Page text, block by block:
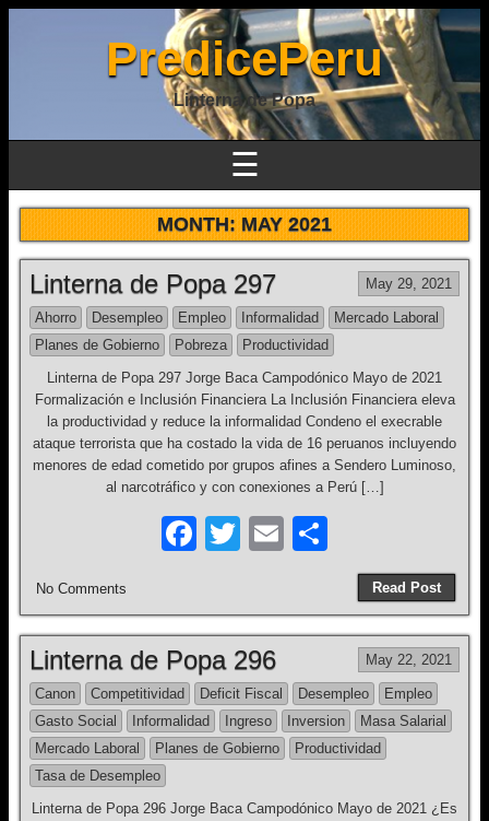
PredicePeru
Linterna de Popa
☰
MONTH:MAY 2021
Linterna de Popa 297 May 29, 2021
Ahorro Desempleo Empleo Informalidad
Mercado Laboral
Planes de Gobierno
Pobreza
Productividad
Linterna de Popa 297 Jorge Baca Campodónico Mayo de 2021
Formalización e Inclusión Financiera La Inclusión Financiera eleva
la productividad y reduce la informalidad Condeno el execrable
ataque terrorista que ha costado la vida de 16 peruanos incluyendo
menores de edad cometido por grupos afines a Sendero Luminoso,
al narcotráfico y con conexiones a Perú […]
F
e
b
o
o
T
er
E
ar
e
Read Post
No Comments
Linterna de Popa 296 May 22, 2021
Canon Competitividad Deficit Fiscal Desempleo
Empleo
Gasto Social
Informalidad Ingreso Inversion
Masa Salarial
Mercado Laboral
Planes de Gobierno
Productividad
Tasa de Desempleo
Linterna de Popa 296 Jorge Baca Campodónico Mayo de 2021 ¿Es